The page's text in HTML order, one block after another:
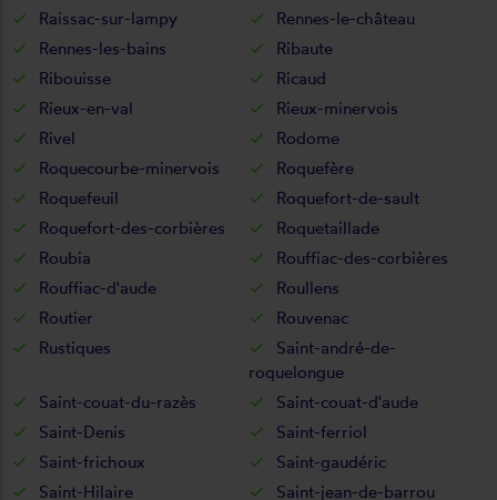
Raissac-sur-lampy
Rennes-le-château
Rennes-les-bains
Ribaute
Ribouisse
Ricaud
Rieux-en-val
Rieux-minervois
Rivel
Rodome
Roquecourbe-minervois
Roquefère
Roquefeuil
Roquefort-de-sault
Roquefort-des-corbières
Roquetaillade
Roubia
Rouffiac-des-corbières
Rouffiac-d'aude
Roullens
Routier
Rouvenac
Rustiques
Saint-andré-de-
roquelongue
Saint-couat-du-razès
Saint-couat-d'aude
Saint-Denis
Saint-ferriol
Saint-frichoux
Saint-gaudéric
Saint-Hilaire
Saint-jean-de-barrou